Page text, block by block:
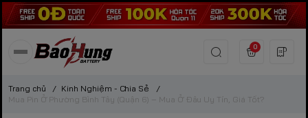
0
Trang chủ / Kinh Nghiệm - Chia Sẻ
/
Mua Pin Ở Phường Bình Tây (Quận 6) – Mua Ở Đâu Uy Tín, Giá Tốt?